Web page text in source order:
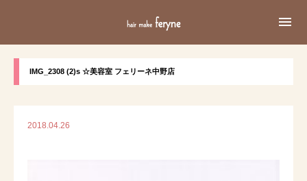

IMG_2308 (2)s ☆美容室 フェリーネ中野店
2018.04.26